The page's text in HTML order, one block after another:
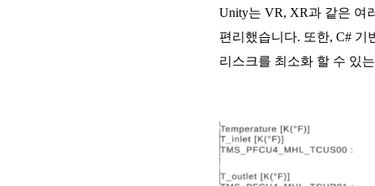
Unity는 VR, XR과 같은 여
편리했습니다. 또한, C#
리스크를 최소화 할 수 있